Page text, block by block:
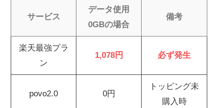
サービス
データ使用
0GBの場合
備考
楽天最強プラ
ン
1,078円 必ず発生
povo2.0 0円
トッピング未
購入時